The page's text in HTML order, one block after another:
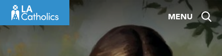
content
MENU